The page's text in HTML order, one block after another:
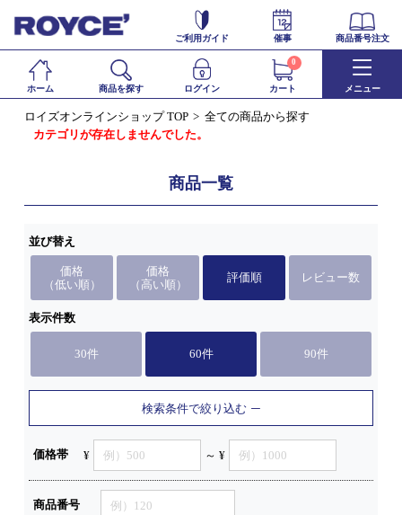
ご利用ガイド 催事 商品番号注文
ホーム 商品を探す ログイン カート
0
メニュー
ロイズオンラインショップ TOP
全ての商品から探す
カテゴリが存在しませんでした。
商品一覧
並び替え
価格
（低い順）
価格
（高い順）
評価順 レビュー数
表示件数
30件 60件 90件
検索条件で絞り込む
価格帯 ¥ ～ ¥
商品番号